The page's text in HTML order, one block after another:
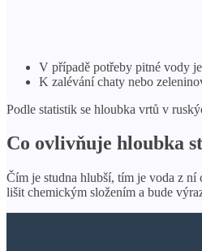
V případě potřeby pitné vody
K zalévání chaty nebo
Podle statistik se hloubka vrtů v
Co ovlivňuje hloubka
Čím je studna hlubší, tím je voda z ní
lišit chemickým složením a bude